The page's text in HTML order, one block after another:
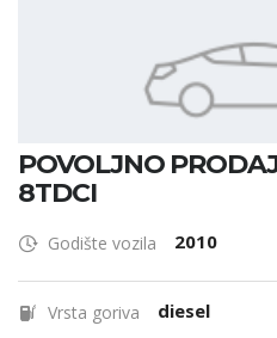
POVOLJNO
8TDCI
Godište vozila 2010
Vrsta goriva diesel